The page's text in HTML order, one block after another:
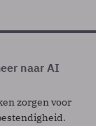
naar AI
zorgen voor